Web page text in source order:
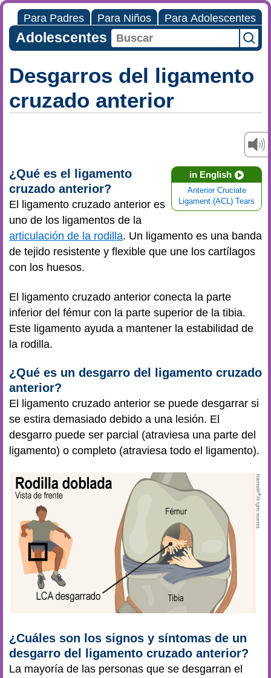
Para Padres Para Niños Para Adolescentes
Adolescentes
Desgarros del ligamento
cruzado anterior
in English
Anterior Cruciate
Ligament (ACL) Tears
¿Qué es el ligamento
cruzado anterior?
El ligamento cruzado anterior es
uno de los ligamentos de la
articulación de la rodilla. Un ligamento es una banda
de tejido resistente y flexible que une los cartílagos
con los huesos.
El ligamento cruzado anterior conecta la parte
inferior del fémur con la parte superior de la tibia.
Este ligamento ayuda a mantener la estabilidad de
la rodilla.
¿Qué es un desgarro del ligamento cruzado
anterior?
El ligamento cruzado anterior se puede desgarrar si
se estira demasiado debido a una lesión. El
desgarro puede ser parcial (atraviesa una parte del
ligamento) o completo (atraviesa todo el ligamento).
¿Cuáles son los signos y síntomas de un
desgarro del ligamento cruzado anterior?
La mayoría de las personas que se desgarran el